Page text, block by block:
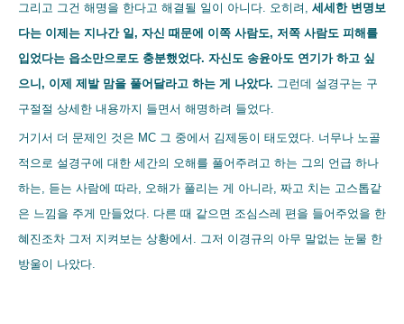
그리고 그건 해명을 한다고 해결될 일이 아니다. 오히려, 세세한 변명보
다는 이제는 지나간 일, 자신 때문에 이쪽 사람도, 저쪽 사람도 피해를
입었다는 읍소만으로도 충분했었다. 자신도 송윤아도 연기가 하고 싶
으니, 이제 제발 맘을 풀어달라고 하는 게 나았다. 그런데 설경구는 구
구절절 상세한 내용까지 들면서 해명하려 들었다.
거기서 더 문제인 것은 MC 그 중에서 김제동이 태도였다. 너무나 노골
적으로 설경구에 대한 세간의 오해를 풀어주려고 하는 그의 언급 하나
하는, 듣는 사람에 따라, 오해가 풀리는 게 아니라, 짜고 치는 고스톱같
은 느낌을 주게 만들었다. 다른 때 같으면 조심스레 편을 들어주었을 한
혜진조차 그저 지켜보는 상황에서. 그저 이경규의 아무 말없는 눈물 한
방울이 나았다.